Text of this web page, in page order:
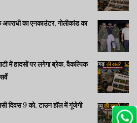
का एनकाउंटर, गोलीकांड का
में हादसों पर लगेगा ब्रेक, वैकल्पिक
दिवस 9 को, टाउन हॉल में गूंजेगी